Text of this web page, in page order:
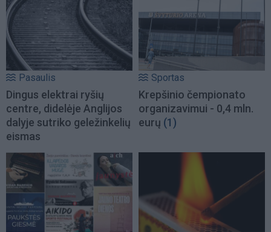
Pasaulis
Dingus elektrai ryšių
centre, didelėje Anglijos
dalyje sutriko geležinkelių
eismas
Sportas
Krepšinio čempionato
organizavimui - 0,4 mln.
eurų (1)